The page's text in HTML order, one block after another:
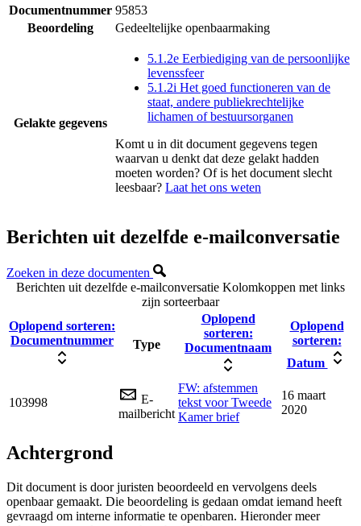
Documentnummer 95853
Beoordeling
Gedeeltelijke openbaarmaking
Gelakte gegevens
5.1.2e Eerbiediging van de persoonlijke
levenssfeer
5.1.2i Het goed functioneren van de
staat, andere publiekrechtelijke
lichamen of bestuursorganen
Komt u in dit document gegevens tegen
waarvan u denkt dat deze gelakt hadden
moeten worden? Of is het document slecht
leesbaar? Laat het ons weten
Berichten uit dezelfde e-mailconversatie
Zoeken in deze documenten
Berichten uit dezelfde e-mailconversatie Kolomkoppen met links
zijn sorteerbaar
Oplopend sorteren:
Documentnummer
Type
Oplopend
sorteren:
Documentnaam
Oplopend
sorteren:
Datum
103998
E-
mailbericht
FW: afstemmen
tekst voor Tweede
Kamer brief
16 maart
2020
Achtergrond
Dit document is door juristen beoordeeld en vervolgens deels
openbaar gemaakt. Die beoordeling is gedaan omdat iemand heeft
gevraagd om interne informatie te openbaren. Hieronder meer